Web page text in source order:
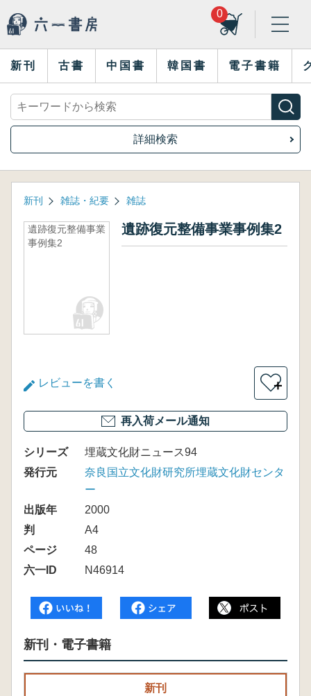
0
新刊 古書 中国書 韓国書 電子書籍
詳細検索
新刊 雑誌・紀要 雑誌
遺跡復元整備事業
事例集2
遺跡復元整備事業事例集2
レビューを書く ＋
再入荷メール通知
シリーズ
埋蔵文化財ニュース94
発行元
奈良国立文化財研究所埋蔵文化財センタ
ー
出版年
2000
判
A4
ページ
48
六一ID
N46914
新刊・電子書籍
新刊